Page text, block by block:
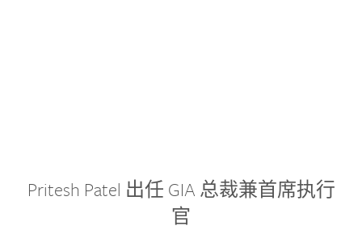
Pritesh Patel 出任 GIA 总裁兼首席执行
官